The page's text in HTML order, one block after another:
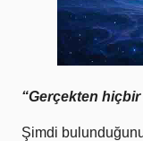
“Gerçekten
Şimdi